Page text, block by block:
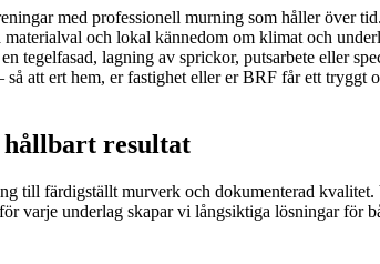
med professionell murning som håller över
och lokal kännedom om klimat och
lagning av sprickor, putsarbete eller
att ert hem, er fastighet eller er BRF får ett tryggt
resultat
till färdigställt murverk och dokumenterad
varje underlag skapar vi långsiktiga lösningar för